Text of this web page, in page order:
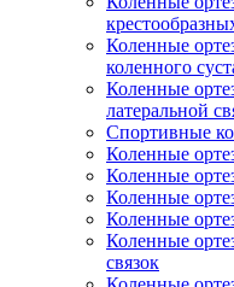
Коленные
коленного
Коленные
латеральной
Спортивные
Коленные
Коленные
Коленные
Коленные
Коленные
связок